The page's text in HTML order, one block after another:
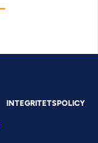
INTEGRITETSPOLICY